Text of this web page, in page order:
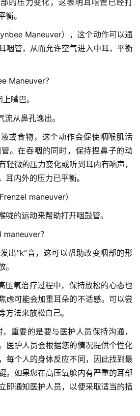
的压力变化，这表明耳咽管已经打
。
Maneuver），这个动作可以通
咽管，从而允许空气进入中耳，平衡
Maneuver？
嘴巴。
从鼻孔逸出。
或食物，这个动作会促使咽喉肌活
。在吞咽的同时，保持捏鼻子的动
轻微的压力变化或听到耳内有响声，
耳内外的压力已平衡。
maneuver）
咙的运动来帮助打开咽鼓管。
？
出“k”音，这可以帮助改变咽部的形
压氧治疗过程中，保持放松的心态也
虑可能会加重耳朵的不适感。可以尝
方法来放松自己。
重要的是要与医护人员保持沟通，
医护人员会根据您的情况提供个性化
每个人的身体反应不同，因此找到最
。如果您在高压氧舱内有严重的耳部
即通知医护人员，以便采取适当的措